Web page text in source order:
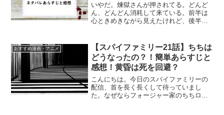
いやだ。煉獄さんが押されてる。どんど
ん、どんどん消耗して来ている。前半は
心ときめきながら見えたけれど、後半は
ださい～～！絶対絶対に。鬼滅の刃無限
列車編6話簡単あらすじ...
おすすめ漫画・アニメ
【スパイファミリー21話】ちちは
どうなったの？！簡単あらすじと
感想！黄昏は死を回避？
こんにちは。今日のスパイファミリーの
配信、首を長く長くして待っていまし
た。なぜならフォージャー家のちちロイ